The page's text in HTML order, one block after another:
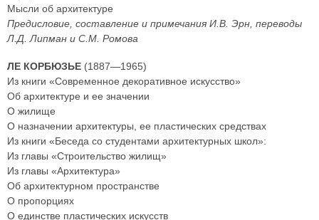
Мысли об архитектуре
Предисловие, составление и примечания И.В. Эрн, переводы
Л.Д. Липман и С.М. Ромова
ЛЕ КОРБЮЗЬЕ (1887—1965)
Из книги «Современное декоративное искусство»
Об архитектуре и ее значении
О жилище
О назначении архитектуры, ее пластических средствах
Из книги «Беседа со студентами архитектурных школ»:
Из главы «Строительство жилищ»
Из главы «Архитектура»
Об архитектурном пространстве
О пропорциях
О единстве пластических искусств